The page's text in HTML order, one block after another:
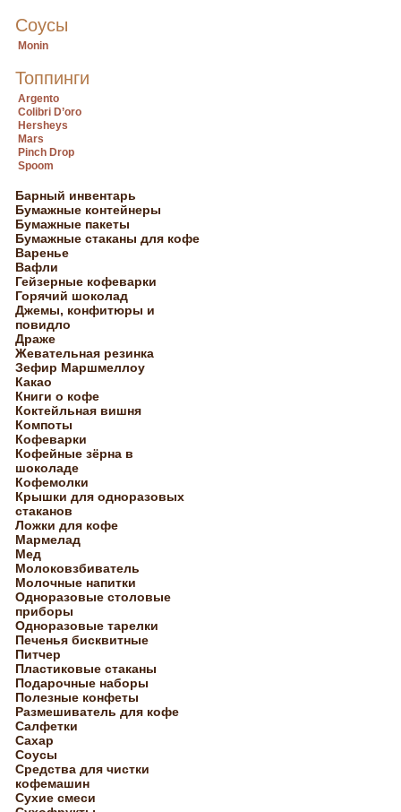
Соусы
Monin
Топпинги
Argento
Colibri D’oro
Hersheys
Mars
Pinch Drop
Spoom
Барный инвентарь
Бумажные контейнеры
Бумажные пакеты
Бумажные стаканы для кофе
Варенье
Вафли
Гейзерные кофеварки
Горячий шоколад
Джемы, конфитюры и
повидло
Драже
Жевательная резинка
Зефир Маршмеллоу
Какао
Книги о кофе
Коктейльная вишня
Компоты
Кофеварки
Кофейные зёрна в
шоколаде
Кофемолки
Крышки для одноразовых
стаканов
Ложки для кофе
Мармелад
Мед
Молоковзбиватель
Молочные напитки
Одноразовые столовые
приборы
Одноразовые тарелки
Печенья бисквитные
Питчер
Пластиковые стаканы
Подарочные наборы
Полезные конфеты
Размешиватель для кофе
Салфетки
Сахар
Соусы
Средства для чистки
кофемашин
Сухие смеси